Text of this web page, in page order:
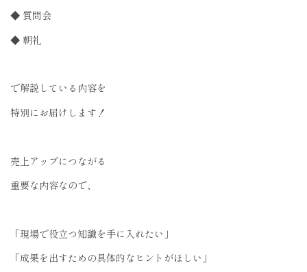
◆ 質問会
◆ 朝礼
で解説している内容を
特別にお届けします！
売上アップにつながる
重要な内容なので、
「現場で役立つ知識を手に入れたい」
「成果を出すための具体的なヒントがほしい」